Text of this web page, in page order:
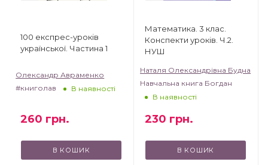
100 експрес-уроків
української. Частина 1
Олександр Авраменко
#книголав
В наявності
260 грн.
В КОШИК
Математика. 3 клас.
Конспекти уроків. Ч.2.
НУШ
Наталя Олександрівна Будна
Навчальна книга Богдан
В наявності
230 грн.
В КОШИК